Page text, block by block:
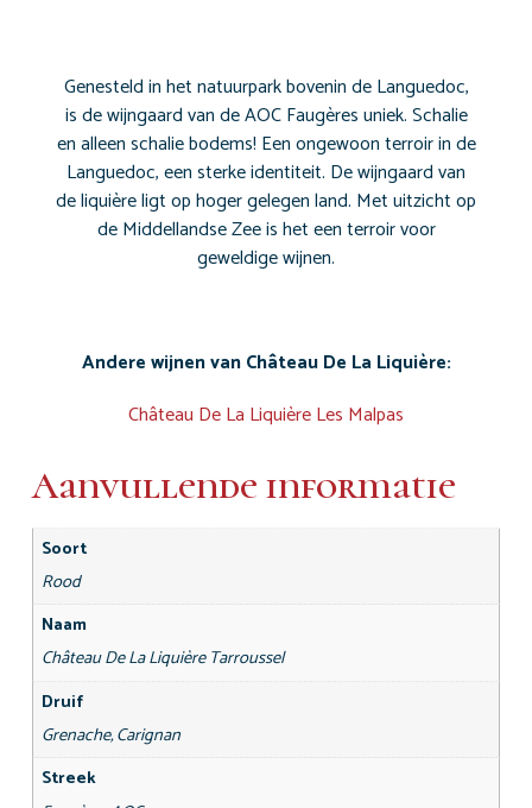
Genesteld in het natuurpark bovenin de Languedoc,
is de wijngaard van de AOC Faugères uniek. Schalie
en alleen schalie bodems! Een ongewoon terroir in de
Languedoc, een sterke identiteit. De wijngaard van
de liquière ligt op hoger gelegen land. Met uitzicht op
de Middellandse Zee is het een terroir voor
geweldige wijnen.
Andere wijnen van Château De La Liquière:
Château De La Liquière Les Malpas
Aanvullende informatie
Soort
Rood
Naam
Château De La Liquière Tarroussel
Druif
Grenache, Carignan
Streek